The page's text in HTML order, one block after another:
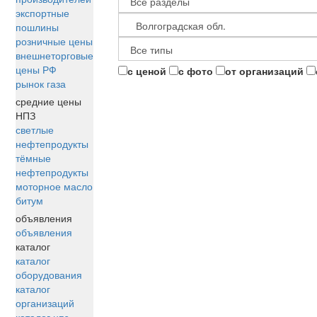
экспортные
пошлины
розничные цены
внешнеторговые
цены РФ
рынок газа
средние цены
НПЗ
светлые
нефтепродукты
тёмные
нефтепродукты
моторное масло
битум
объявления
объявления
каталог
каталог
оборудования
каталог
организаций
с ценой с фото от организаций